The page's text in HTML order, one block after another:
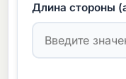
Длина стороны